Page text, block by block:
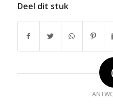
Deel dit stuk